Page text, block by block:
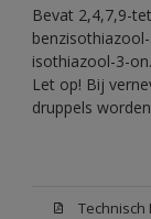
Bevat 2,4,7,9-
isothiazool-3-
Let op! Bij
druppels